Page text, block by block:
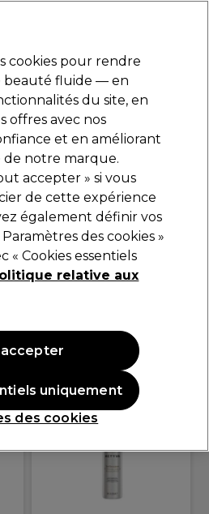
Se connecter
Electro et Matériel
et délais
la suite
Kemon Actyva
Actyva
OFFRE EN LIGNE
cookies pour rendre
beauté fluide — en
du site, en
offres avec nos
et en améliorant
notre marque.
accepter » si vous
de cette expérience
également définir vos
des cookies »
« Cookies essentiels
relative aux
des cookies
uniquement